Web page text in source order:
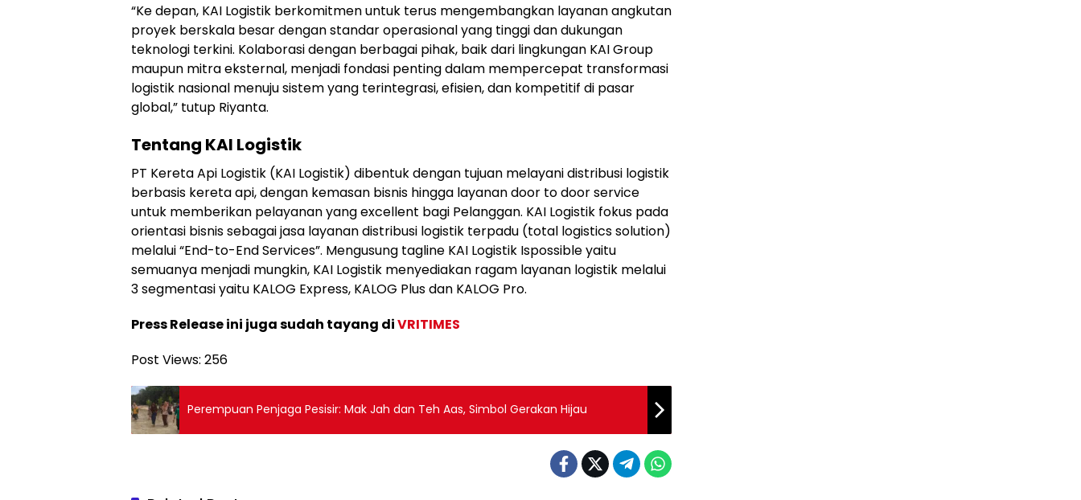
“Ke depan, KAI Logistik berkomitmen untuk terus mengembangkan layanan angkutan
proyek berskala besar dengan standar operasional yang tinggi dan dukungan
teknologi terkini. Kolaborasi dengan berbagai pihak, baik dari lingkungan KAI Group
maupun mitra eksternal, menjadi fondasi penting dalam mempercepat transformasi
logistik nasional menuju sistem yang terintegrasi, efisien, dan kompetitif di pasar
global,” tutup Riyanta.
Tentang KAI Logistik
PT Kereta Api Logistik (KAI Logistik) dibentuk dengan tujuan melayani distribusi logistik
berbasis kereta api, dengan kemasan bisnis hingga layanan door to door service
untuk memberikan pelayanan yang excellent bagi Pelanggan. KAI Logistik fokus pada
orientasi bisnis sebagai jasa layanan distribusi logistik terpadu (total logistics solution)
melalui “End-to-End Services”. Mengusung tagline KAI Logistik Ispossible yaitu
semuanya menjadi mungkin, KAI Logistik menyediakan ragam layanan logistik melalui
3 segmentasi yaitu KALOG Express, KALOG Plus dan KALOG Pro.
Press Release ini juga sudah tayang diVRITIMES
Post Views: 256
Perempuan Penjaga Pesisir: Mak Jah dan Teh Aas, Simbol Gerakan Hijau